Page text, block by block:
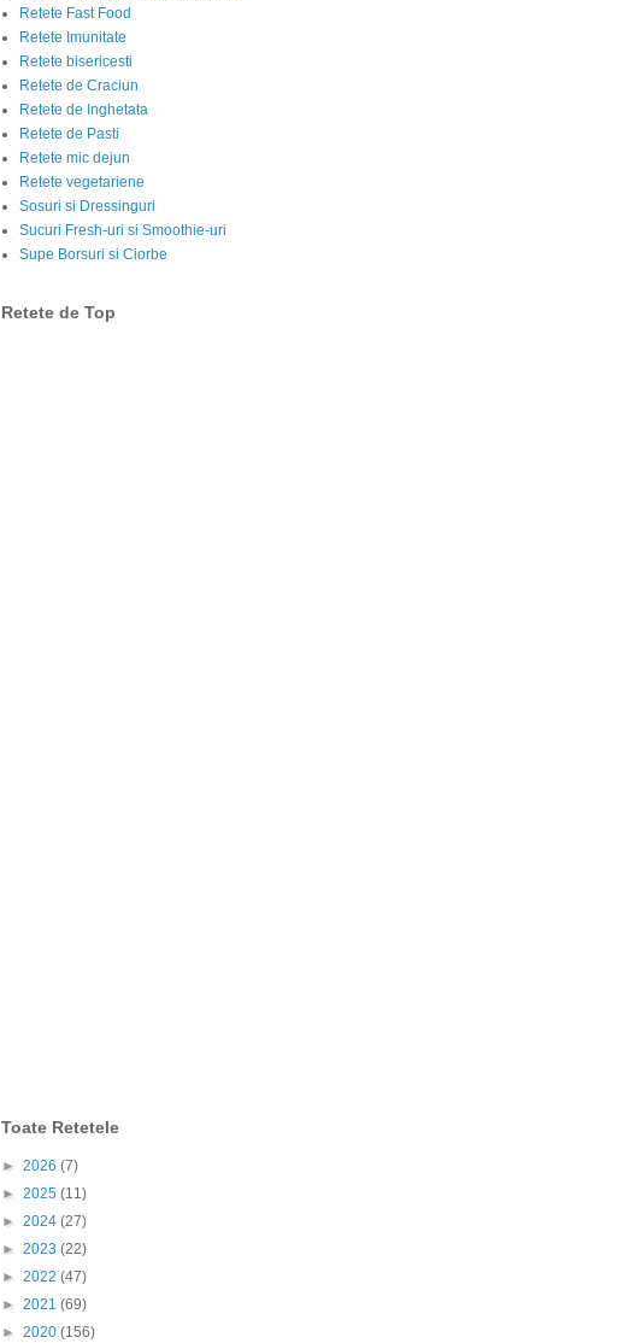
Retete Fast Food
Retete Imunitate
Retete bisericesti
Retete de Craciun
Retete de Inghetata
Retete de Pasti
Retete mic dejun
Retete vegetariene
Sosuri si Dressinguri
Sucuri Fresh-uri si Smoothie-uri
Supe Borsuri si Ciorbe
Retete de Top
Toate Retetele
► 2026 (7)
► 2025 (11)
► 2024 (27)
► 2023 (22)
► 2022 (47)
► 2021 (69)
► 2020 (156)